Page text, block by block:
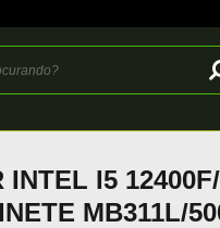
INTEL I5
MB311L/